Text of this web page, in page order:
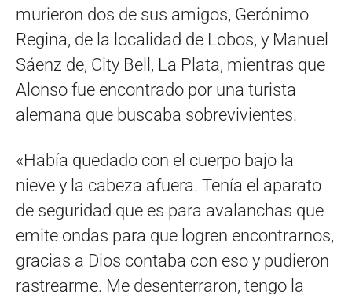
murieron dos de sus amigos, Gerónimo
Regina, de la localidad de Lobos, y Manuel
Sáenz de, City Bell, La Plata, mientras que
Alonso fue encontrado por una turista
alemana que buscaba sobrevivientes.
«Había quedado con el cuerpo bajo la
nieve y la cabeza afuera. Tenía el aparato
de seguridad que es para avalanchas que
emite ondas para que logren encontrarnos,
gracias a Dios contaba con eso y pudieron
rastrearme. Me desenterraron, tengo la